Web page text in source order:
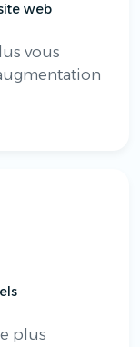
web
vous
plus